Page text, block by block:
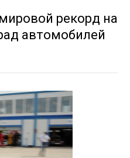
рекорд на
автомобилей